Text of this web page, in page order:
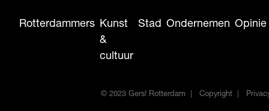
Rotterdammers Kunst
&
cultuur
Stad Ondernemen Opinie
© 2023 Gers! Rotterdam Copyright